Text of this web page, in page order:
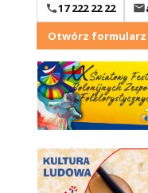
17 222 22 22
Otwórz formularz